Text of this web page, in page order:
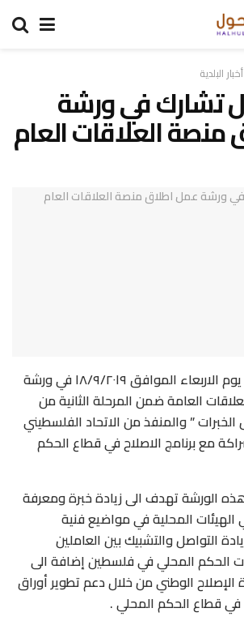
أخبار البلدية
تشارك في ورشة
العلاقات العام
شاركت بلدية حلحول يوم الاربعاء الموافق ١٨/٩/٢٠١٩ في ورشة
العامة ضمن المرحلة الثانية من
الخبرات ” والمنفذ من الاتحاد الفلسطيني
مع برنامج الاصلاح في قطاع الحكم
هذه الورشة تهدف الى زيادة خبرة ومعرفة
المحلية في مواضيع فنية
التواصل والتشبيك بين العاملين
الحكم المحلي في فلسطين إضافة الى
الوطني من خلال دعم تطوير أوراق
قطاع الحكم المحلي .